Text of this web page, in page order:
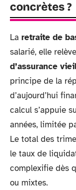
concrètes ?
La retraite de
salarié, elle
d’assurance
principe de la
d’aujourd’hui
calcul s’appuie
années, limitée
Le total des
le taux de
complexifie dès
ou mixtes.